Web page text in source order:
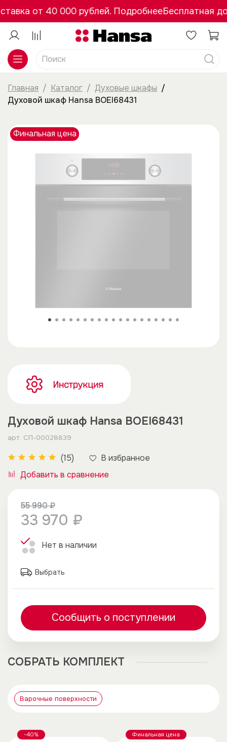
от 40 000 рублей. ПодробнееБесплатная
Главная Каталог
Духовые шкафы
Духовой шкаф Hansa BOEI68431
Финальная цена
Духовой шкаф Hansa BOEI68431
арт. СП-00028839
(15)
В избранное
Добавить в сравнение
55 990 ₽
33 970 ₽
Нет в наличии
Выбрать
Сообщить о поступлении
CОБРАТЬ КОМПЛЕКТ
Варочные поверхности
-40%
Финальная цена